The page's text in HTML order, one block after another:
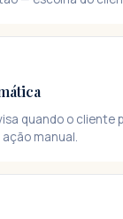
quando o cliente
manual.